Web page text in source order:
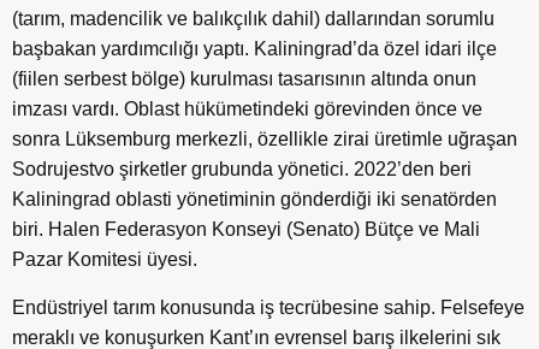
(tarım, madencilik ve balıkçılık dahil) dallarından sorumlu
başbakan yardımcılığı yaptı. Kaliningrad’da özel idari ilçe
(fiilen serbest bölge) kurulması tasarısının altında onun
imzası vardı. Oblast hükümetindeki görevinden önce ve
sonra Lüksemburg merkezli, özellikle zirai üretimle uğraşan
Sodrujestvo şirketler grubunda yönetici. 2022’den beri
Kaliningrad oblasti yönetiminin gönderdiği iki senatörden
biri. Halen Federasyon Konseyi (Senato) Bütçe ve Mali
Pazar Komitesi üyesi.
Endüstriyel tarım konusunda iş tecrübesine sahip. Felsefeye
meraklı ve konuşurken Kant’ın evrensel barış ilkelerini sık